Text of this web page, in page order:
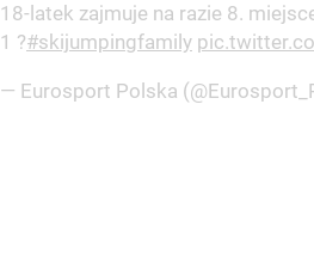
18-latek zajmuje na razie 8.
1 ?#skijumpingfamily
— Eurosport Polska